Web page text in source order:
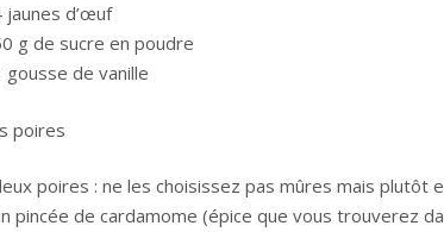
jaunes d’œuf
g de sucre en poudre
gousse de vanille
poires
poires : ne les choisissez pas mûres mais plutôt
pincée de cardamome (épice que vous trouverez